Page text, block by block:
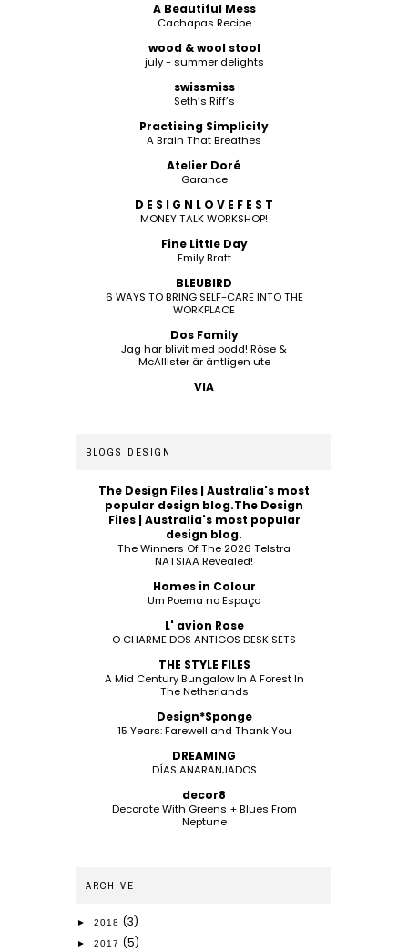
A Beautiful Mess
Cachapas Recipe
wood & wool stool
july - summer delights
swissmiss
Seth’s Riff’s
Practising Simplicity
A Brain That Breathes
Atelier Doré
Garance
D E S I G N L O V E F E S T
MONEY TALK WORKSHOP!
Fine Little Day
Emily Bratt
BLEUBIRD
6 WAYS TO BRING SELF-CARE INTO THE
WORKPLACE
Dos Family
Jag har blivit med podd! Röse &
McAllister är äntligen ute
VIA
BLOGS DESIGN
The Design Files | Australia's most
popular design blog.The Design
Files | Australia's most popular
design blog.
The Winners Of The 2026 Telstra
NATSIAA Revealed!
Homes in Colour
Um Poema no Espaço
L' avion Rose
O CHARME DOS ANTIGOS DESK SETS
THE STYLE FILES
A Mid Century Bungalow In A Forest In
The Netherlands
Design*Sponge
15 Years: Farewell and Thank You
DREAMING
DÍAS ANARANJADOS
decor8
Decorate With Greens + Blues From
Neptune
ARCHIVE
► 2018 (3)
► 2017 (5)